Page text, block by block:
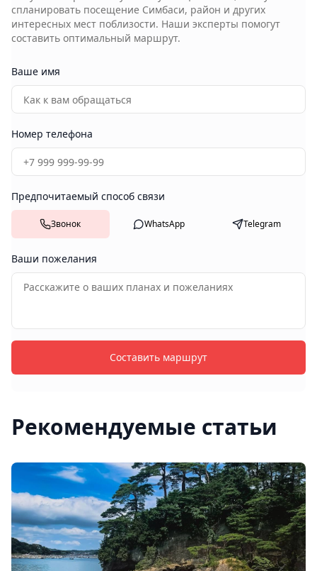
спланировать посещение Симбаси, район и других
интересных мест поблизости. Наши эксперты помогут
составить оптимальный маршрут.
Ваше имя
Номер телефона
Предпочитаемый способ связи
Звонок WhatsApp Telegram
Ваши пожелания
Составить маршрут
Рекомендуемые статьи